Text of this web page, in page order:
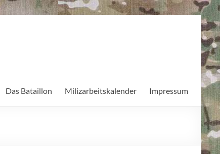
Das Bataillon Milizarbeitskalender Impressum